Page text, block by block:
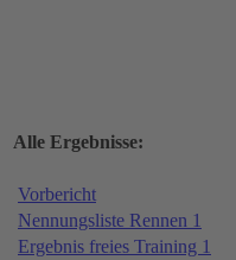
Alle Ergebnisse:
Vorbericht
Nennungsliste Rennen 1
Ergebnis freies Training 1